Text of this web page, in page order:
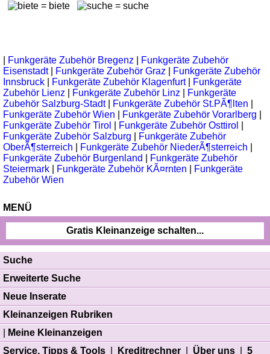
= biete = suche
Funkgeräte Zubehör Bregenz
Funkgeräte Zubehör
Eisenstadt| Funkgeräte Zubehör Graz
Funkgeräte Zubehör
Innsbruck
Funkgeräte Zubehör Klagenfurt|
Funkgeräte
Zubehör Lienz
Funkgeräte Zubehör Linz
Funkgeräte
Zubehör Salzburg-Stadt| Funkgeräte Zubehör St.PÃ¶lten
Funkgeräte Zubehör Wien
Funkgeräte Zubehör Vorarlberg
Funkgeräte Zubehör Tirol
Funkgeräte Zubehör Osttirol
Funkgeräte Zubehör Salzburg
Funkgeräte Zubehör
OberÃ¶sterreich
Funkgeräte Zubehör NiederÃ¶sterreich
Funkgeräte Zubehör Burgenland
Funkgeräte Zubehör
Steiermark
Funkgeräte Zubehör KÃ¤rnten
Funkgeräte
Zubehör Wien
MENÜ
Gratis Kleinanzeige schalten...
Suche
Erweiterte Suche
Neue Inserate
Kleinanzeigen Rubriken
Meine Kleinanzeigen
Service, Tipps & Tools
Kreditrechner Über uns 5